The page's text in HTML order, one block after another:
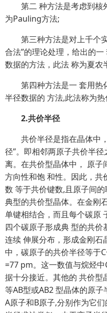
第二 种方法是考虑到核
为Pauling方法;
第三种方法是对上千个
合法”的理论处理，给出的
数据的方法，此法 称为夏农
第四种方法是一 套用热
半径数据的 方法,此法称为热
2.共价半径
共价半径是指在晶体中
径”。即相邻两原子共价半
离。在共价型晶体中， 原
方向性和饱 和性。因此，
数 等于共价键数,且原子间
典型的共价型晶体。在金刚
单键相结合，而且每个碳原
四个碳原子形成典 型的共价
连续 伸展分布，形成金刚
中，碳原子的共价半径等于
=77 pm。这一数值与烷烃
据十分接近。其他的 共价型
等AB型或AB2 型晶体的原
A原子和B原子,分别作为它